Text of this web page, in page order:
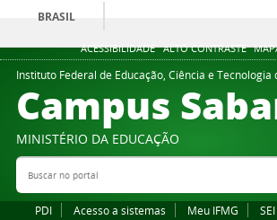
ACESSIBILIDADE ALTO CONTRASTE
BRASIL
Instituto Federal de Educação, Ciência e Tecnologia
Campus
MINISTÉRIO DA EDUCAÇÃO
Buscar no portal
PDI Acesso a sistemas Meu IFMG SEI